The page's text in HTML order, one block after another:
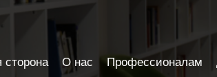
сторона О нас Профессионалам